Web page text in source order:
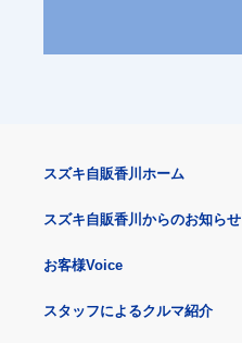
スズキ自販香川ホーム
スズキ自販香川からのお知らせ
お客様Voice
スタッフによるクルマ紹介